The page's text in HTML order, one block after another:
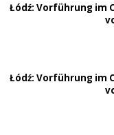
Łódź: Vorführung im
Łódź: Vorführung im